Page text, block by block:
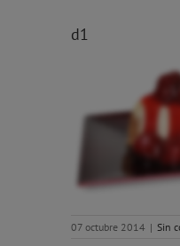
d1
07 octubre 2014 | Sin